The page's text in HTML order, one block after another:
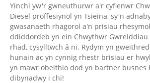
Yinchi yw'r gwneuthurwr a'r cyflenwr
Diesel proffesiynol yn Tsieina, sy'n
gwasanaeth rhagorol a'n prisiau
ddiddordeb yn ein Chwythwr Gwreiddiau
rhad, cysylltwch â ni. Rydym yn
hunain ac yn cynnig rhestr brisiau er
yn mawr obeithio dod yn bartner busnes
dibynadwy i chi!